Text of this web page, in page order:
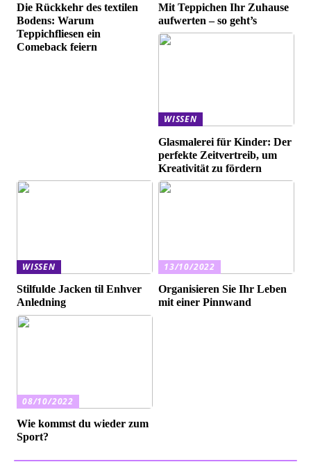
Die Rückkehr des textilen
Bodens: Warum
Teppichfliesen ein
Comeback feiern
Mit Teppichen Ihr Zuhause
aufwerten – so geht’s
WISSEN
Glasmalerei für Kinder: Der
perfekte Zeitvertreib, um
Kreativität zu fördern
WISSEN
Stilfulde Jacken til Enhver
Anledning
13/10/2022
Organisieren Sie Ihr Leben
mit einer Pinnwand
08/10/2022
Wie kommst du wieder zum
Sport?